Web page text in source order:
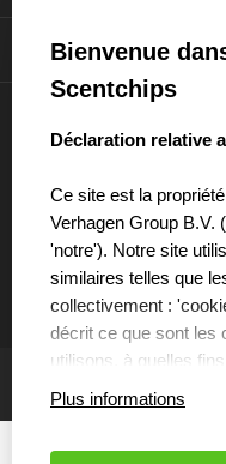
Informations
Bienvenue
Scentchips
select language
Déclaration relative
Ce site est la
Verhagen Group B.V.
'notre'). Notre site
similaires telles que
collectivement :
décrit ce que sont les
utilisons, à quelles
partenaires nous
Plus informations